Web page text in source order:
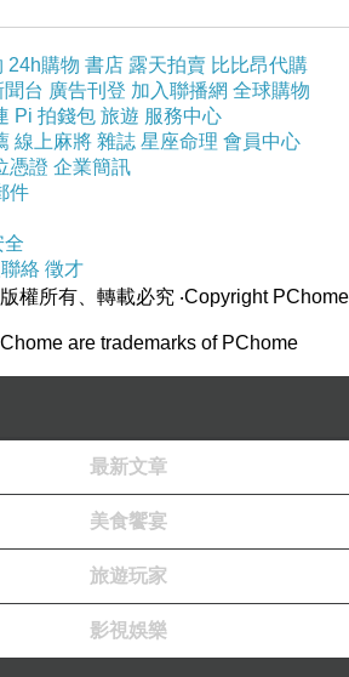
企玩雪看表演，現場有配樂與燈光效果，
鞋！！下面有影片分享嘍～
之雪中燭台DIY】
作雪中燭台的DIY道具，蠟燭還有打火機，
拿著剛下下來的白雪猛往道具裡堆、且又擠
～～成品展示一下～
冬天北海道之雪中燭台DIY-2】
分鐘、真是簡單又好玩、而且還是無料的，
活動單位還真是貼心，
24h購物 書店 露天拍賣 比比昂代購
台 廣告刊登 加入聯播網 全球購物
Pi 拍錢包 旅遊 服務中心
線上麻將 雜誌 星座命理 會員中心
憑證 企業簡訊
件
全
絡 徵才
版權所有、轉載必究 ‧Copyright PChome
are trademarks of PChome
最新文章
美食饗宴
旅遊玩家
影視娛樂